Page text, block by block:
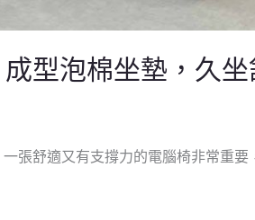
型泡棉坐墊，久
張舒適又有支撐力的電腦椅非常重